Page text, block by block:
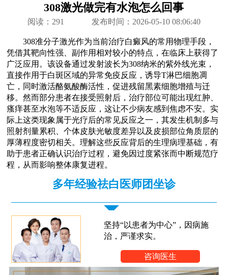
308激光做完有水泡怎么回事
阅读： 291 发布时间：2026-05-10 08:06:40
308准分子激光作为当前治疗白癜风的常用物理手段，
凭借其靶向性强、副作用相对较小的特点，在临床上获得了
广泛应用。该设备通过发射波长为308纳米的紫外线光束，
直接作用于白斑区域的异常免疫反应，诱导T淋巴细胞凋
亡，同时激活酪氨酸酶活性，促进残留黑素细胞增殖与迁
移。然而部分患者在接受照射后，治疗部位可能出现红肿、
瘙痒甚至水泡等不适反应，这让不少病友感到焦虑不安。实
际上这类现象属于光疗后的常见反应之一，其发生机制多与
照射剂量累积、个体皮肤光敏度差异以及皮损部位角质层的
厚薄程度密切相关。理解这些反应背后的生理病理基础，有
助于患者正确认识治疗过程，避免因过度紧张而中断规范疗
程，从而影响整体康复进程。
多年经验祛白医师团坐诊
坚持“以患者为中心”，因病施
治，严谨求实。
咨询医生